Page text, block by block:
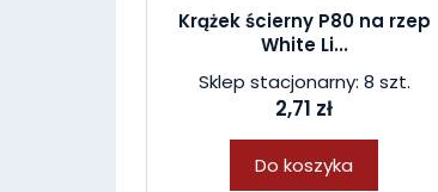
Krążek ścierny P80 na rzep
White Li...
Sklep stacjonarny: 8 szt.
2,71 zł
Do koszyka